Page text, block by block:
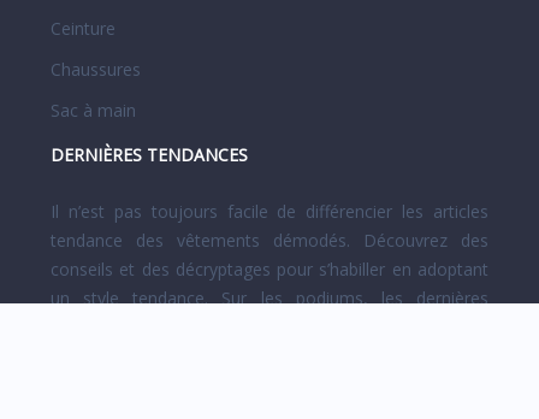
Ceinture
Chaussures
Sac à main
DERNIÈRES TENDANCES
Il n’est pas toujours facile de différencier les articles
tendance des vêtements démodés. Découvrez des
conseils et des décryptages pour s’habiller en adoptant
un style tendance. Sur les podiums, les dernières